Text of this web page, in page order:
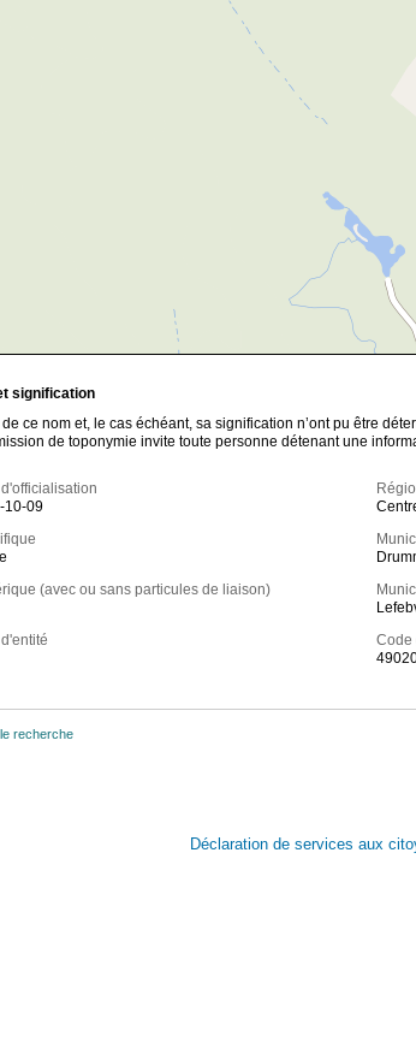
signification
ce nom et, le cas échéant, sa signification n’ont pu être
de toponymie invite toute personne détenant une
d'officialisation
10-09
(avec ou sans particules de liaison)
Code
recherche
Déclaration de services aux